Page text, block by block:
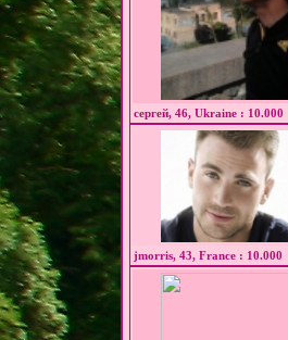
сергей, 46, Ukraine : 10.000
jmorris, 43, France : 10.000